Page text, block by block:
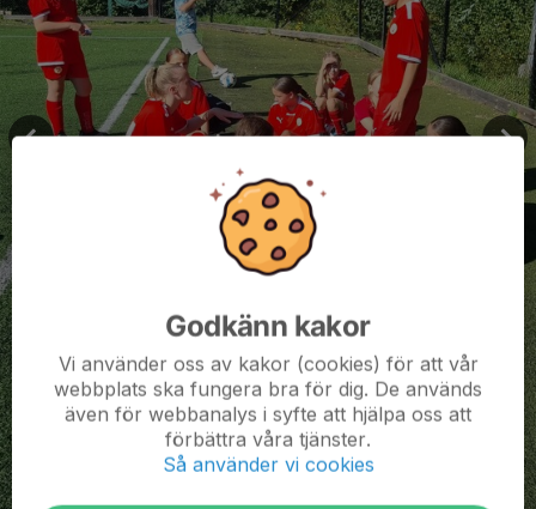
Godkänn kakor
Vi använder oss av kakor (cookies) för att vår
webbplats ska fungera bra för dig. De används
även för webbanalys i syfte att hjälpa oss att
förbättra våra tjänster.
Så använder vi cookies